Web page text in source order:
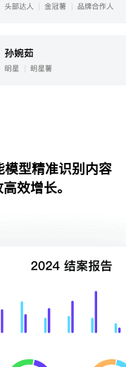
型精准识别内容
效增长。